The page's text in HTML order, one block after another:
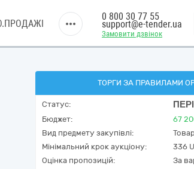
Замовити дзвінок
0 800 30 77 55
support@e-tender.ua
ТОРГИ ЗА ПРАВИЛАМИ
Статус:
Бюджет: 67
Вид предмету закупівлі:
Мінімальний крок аукціону:
336
Оцінка пропозицій:
За